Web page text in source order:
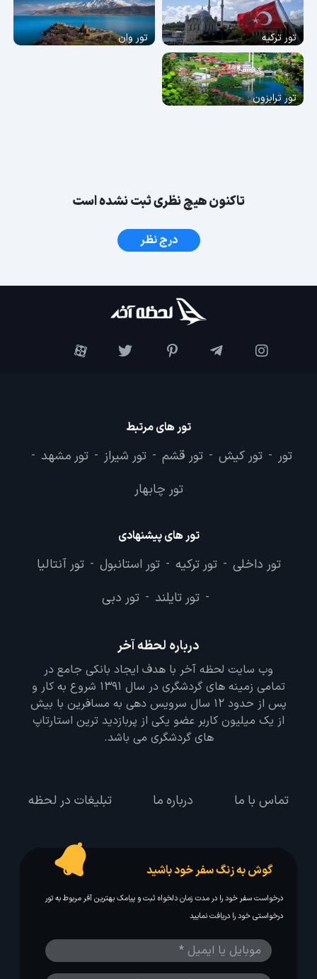
تور ترکیه تور وان
تور ترابزون
تاکنون هیچ نظری ثبت نشده است
درج نظر
تور های مرتبط
تور - تور کیش - تور قشم - تور شیراز - تور مشهد -
تور چابهار
تور های پیشنهادی
تور داخلی - تور ترکیه - تور استانبول - تور آنتالیا
- تور تایلند - تور دبی
درباره لحظه آخر
وب سایت لحظه آخر با هدف ایجاد بانکی جامع در
تمامی زمینه های گردشگری در سال 1391 شروع به کار و
پس از حدود 12 سال سرویس دهی به مسافرین با بیش
از یک میلیون کاربر عضو یکی از پربازدید ترین استارتاپ
های گردشگری می باشد.
تماس با ما درباره ما تبلیغات در لحظه
گوش به زنگ سفر خود باشید
درخواست سفر خود را در مدت زمان دلخواه ثبت و پیامک بهترین آفر مربوط به تور
درخواستی خود را دریافت نمایید